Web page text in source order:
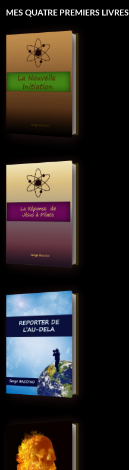
MES QUATRE PREMIERS LIVRES